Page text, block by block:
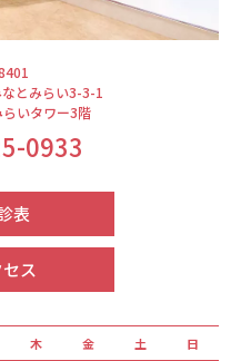
なとみらい3-3-1
いタワー3階
0933
表
ス
木 金 土 日